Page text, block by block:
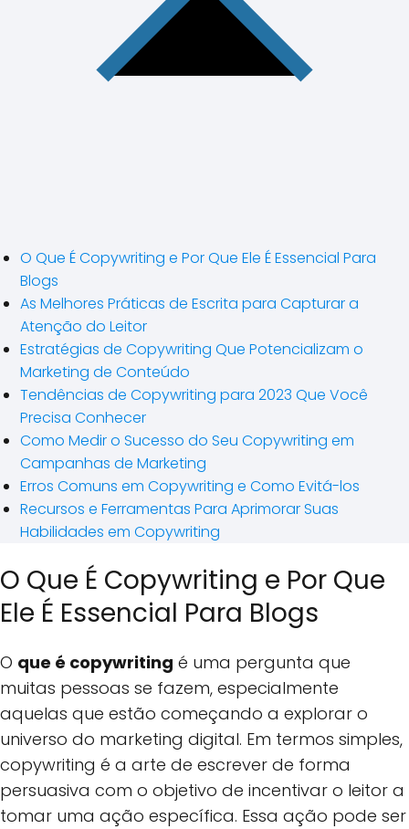
O Que É Copywriting e Por Que Ele É Essencial Para
Blogs
As Melhores Práticas de Escrita para Capturar a
Atenção do Leitor
Estratégias de Copywriting Que Potencializam o
Marketing de Conteúdo
Tendências de Copywriting para 2023 Que Você
Precisa Conhecer
Como Medir o Sucesso do Seu Copywriting em
Campanhas de Marketing
Erros Comuns em Copywriting e Como Evitá-los
Recursos e Ferramentas Para Aprimorar Suas
Habilidades em Copywriting
O Que É Copywriting e Por Que
Ele É Essencial Para Blogs
O que é copywriting é uma pergunta que
muitas pessoas se fazem, especialmente
aquelas que estão começando a explorar o
universo do marketing digital. Em termos simples,
copywriting é a arte de escrever de forma
persuasiva com o objetivo de incentivar o leitor a
tomar uma ação específica. Essa ação pode ser